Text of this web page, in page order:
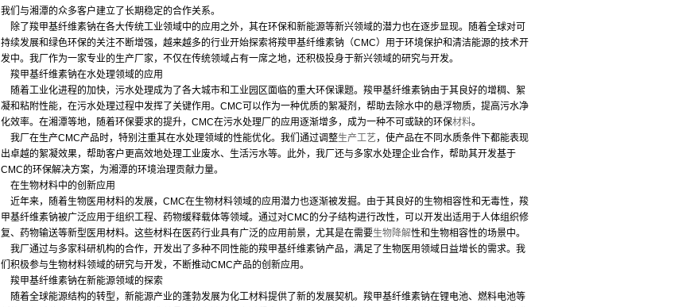
我们与湘潭的众多客户建立了长期稳定的合作关系。
除了羧甲基纤维素钠在各大传统工业领域中的应用之外，其在环保和新能源等新兴领域的潜力也在逐步显现。随着全球对可
持续发展和绿色环保的关注不断增强，越来越多的行业开始探索将羧甲基纤维素钠（CMC）用于环境保护和清洁能源的技术开
发中。我厂作为一家专业的生产厂家，不仅在传统领域占有一席之地，还积极投身于新兴领域的研究与开发。
羧甲基纤维素钠在水处理领域的应用
随着工业化进程的加快，污水处理成为了各大城市和工业园区面临的重大环保课题。羧甲基纤维素钠由于其良好的增稠、絮
凝和粘附性能，在污水处理过程中发挥了关键作用。CMC可以作为一种优质的絮凝剂，帮助去除水中的悬浮物质，提高污水净
化效率。在湘潭等地，随着环保要求的提升，CMC在污水处理厂的应用逐渐增多，成为一种不可或缺的环保材料。
我厂在生产CMC产品时，特别注重其在水处理领域的性能优化。我们通过调整生产工艺 ，使产品在不同水质条件下都能表现
出卓越的絮凝效果，帮助客户更高效地处理工业废水、生活污水等。此外，我厂还与多家水处理企业合作，帮助其开发基于
CMC的环保解决方案，为湘潭的环境治理贡献力量。
在生物材料中的创新应用
近年来，随着生物医用材料的发展，CMC在生物材料领域的应用潜力也逐渐被发掘。由于其良好的生物相容性和无毒性，羧
甲基纤维素钠被广泛应用于组织工程、药物缓释载体等领域。通过对CMC的分子结构进行改性，可以开发出适用于人体组织修
复、药物输送等新型医用材料。这些材料在医药行业具有广泛的应用前景，尤其是在需要生物降解性和生物相容性的场景中。
我厂通过与多家科研机构的合作，开发出了多种不同性能的羧甲基纤维素钠产品，满足了生物医用领域日益增长的需求。我
们积极参与生物材料领域的研究与开发，不断推动CMC产品的创新应用。
羧甲基纤维素钠在新能源领域的探索
随着全球能源结构的转型，新能源产业的蓬勃发展为化工材料提供了新的发展契机。羧甲基纤维素钠在锂电池、燃料电池等